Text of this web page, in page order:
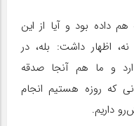
داده بود و آیا از این
اظهار داشت: بله، در
و ما هم آنجا صدقه
که روزه هستیم انجام
داریم.